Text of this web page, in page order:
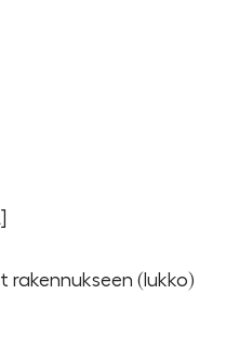
rakennukseen (lukko)